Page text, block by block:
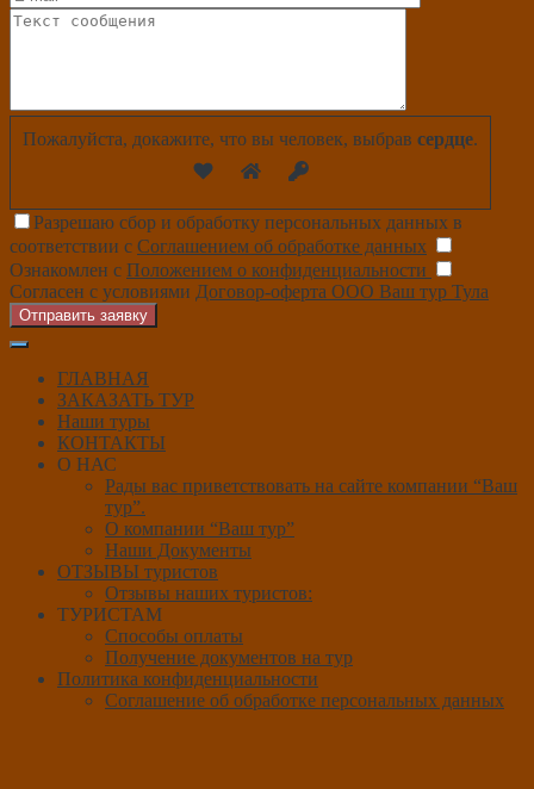
Пожалуйста, докажите, что вы человек, выбрав сердце.
Разрешаю сбор и обработку персональных данных в
соответствии с Соглашением об обработке данных
Ознакомлен с Положением о конфиденциальности
Согласен с условиями Договор-оферта ООО Ваш тур Тула
Отправить заявку
ГЛАВНАЯ
ЗАКАЗАТЬ ТУР
Наши туры
КОНТАКТЫ
О НАС
Рады вас приветствовать на сайте компании “Ваш
тур”.
О компании “Ваш тур”
Наши Документы
ОТЗЫВЫ туристов
Отзывы наших туристов:
ТУРИСТАМ
Способы оплаты
Получение документов на тур
Политика конфиденциальности
Соглашение об обработке персональных данных